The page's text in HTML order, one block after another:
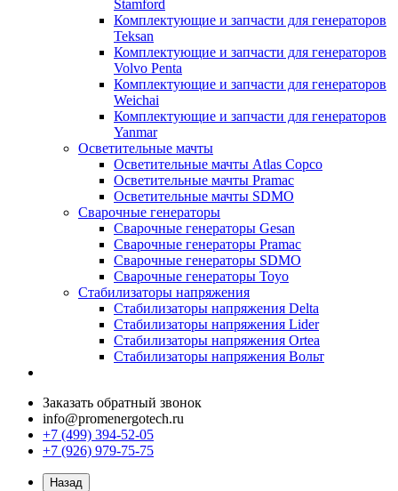
Stamford
Комплектующие и запчасти для генераторов
Teksan
Комплектующие и запчасти для генераторов
Volvo Penta
Комплектующие и запчасти для генераторов
Weichai
Комплектующие и запчасти для генераторов
Yanmar
Осветительные мачты
Осветительные мачты Atlas Copco
Осветительные мачты Pramac
Осветительные мачты SDMO
Сварочные генераторы
Сварочные генераторы Gesan
Сварочные генераторы Pramac
Сварочные генераторы SDMO
Сварочные генераторы Toyo
Стабилизаторы напряжения
Стабилизаторы напряжения Delta
Стабилизаторы напряжения Lider
Стабилизаторы напряжения Ortea
Стабилизаторы напряжения Вольт
Заказать обратный звонок
info@promenergotech.ru
+7 (499) 394-52-05
+7 (926) 979-75-75
Назад